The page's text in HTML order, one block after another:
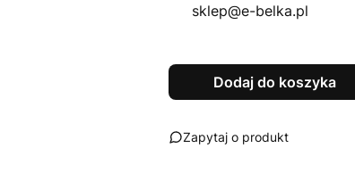
sklep@e-belka.pl
Dodaj do koszyka
Zapytaj o produkt